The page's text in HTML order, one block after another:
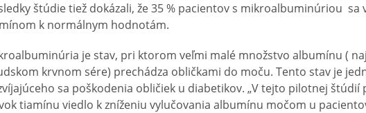
štúdie tiež dokázali, že 35 % pacientov s mikroalbuminúriou sa
k normálnym hodnotám.
je stav, pri ktorom veľmi malé množstvo albumínu (
krvnom sére) prechádza obličkami do moču. Tento stav je
sa poškodenia obličiek u diabetikov. „V tejto pilotnej štúdií
tiamínu viedlo k zníženiu vylučovania albumínu močom u